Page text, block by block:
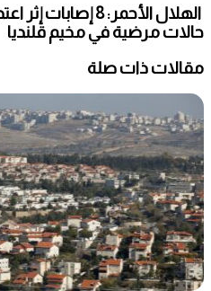
الهلال الأحمر: 8
حالات مرضية في مخيم قلنديا
مقالات ذات صلة